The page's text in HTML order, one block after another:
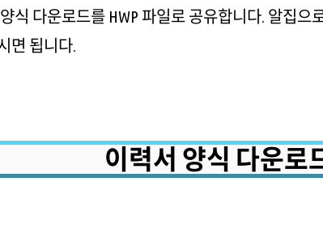
식 다운로드를 HWP 파일로 공유합니다. 알집으
면 됩니다.
이력서 양식 다운로